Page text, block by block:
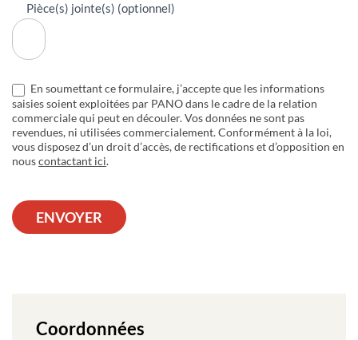
Pièce(s) jointe(s) (optionnel)
En soumettant ce formulaire, j’accepte que les informations
saisies soient exploitées par PANO dans le cadre de la relation
commerciale qui peut en découler. Vos données ne sont pas
revendues, ni utilisées commercialement. Conformément à la loi,
vous disposez d’un droit d’accès, de rectifications et d’opposition en
nouscontactant ici.
ENVOYER
Coordonnées